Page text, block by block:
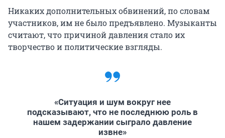
Никаких дополнительных обвинений, по словам
участников, им не было предъявлено. Музыканты
считают, что причиной давления стало их
творчество и политические взгляды.
«Ситуация и шум вокруг нее
подсказывают, что не последнюю роль в
нашем задержании сыграло давление
извне»